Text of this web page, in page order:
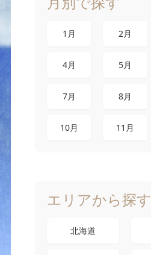
1月 2月
4月 5月
7月 8月
10月 11月
エリアから探す
北海道